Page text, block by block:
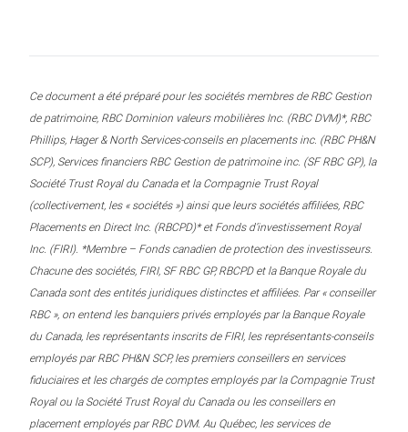
Ce document a été préparé pour les sociétés membres de RBC Gestion
de patrimoine, RBC Dominion valeurs mobilières Inc. (RBC DVM)*, RBC
Phillips, Hager & North Services-conseils en placements inc. (RBC PH&N
SCP), Services financiers RBC Gestion de patrimoine inc. (SF RBC GP), la
Société Trust Royal du Canada et la Compagnie Trust Royal
(collectivement, les « sociétés ») ainsi que leurs sociétés affiliées, RBC
Placements en Direct Inc. (RBCPD)* et Fonds d’investissement Royal
Inc. (FIRI). *Membre – Fonds canadien de protection des investisseurs.
Chacune des sociétés, FIRI, SF RBC GP, RBCPD et la Banque Royale du
Canada sont des entités juridiques distinctes et affiliées. Par « conseiller
RBC », on entend les banquiers privés employés par la Banque Royale
du Canada, les représentants inscrits de FIRI, les représentants-conseils
employés par RBC PH&N SCP, les premiers conseillers en services
fiduciaires et les chargés de comptes employés par la Compagnie Trust
Royal ou la Société Trust Royal du Canada ou les conseillers en
placement employés par RBC DVM. Au Québec, les services de